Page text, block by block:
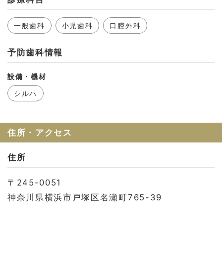
お問い合わせ
一般歯科 小児歯科 口腔外科
予防歯科情報
設備・機材
シルハ
住所・アクセス
住所
〒245-0051
神奈川県横浜市戸塚区名瀬町765-39